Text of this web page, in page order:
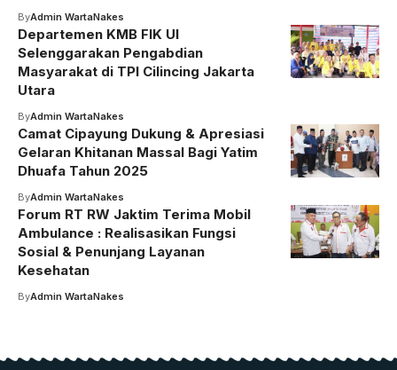
ByAdmin WartaNakes
Departemen KMB FIK UI
Selenggarakan Pengabdian
Masyarakat di TPI Cilincing Jakarta
Utara
ByAdmin WartaNakes
Camat Cipayung Dukung & Apresiasi
Gelaran Khitanan Massal Bagi Yatim
Dhuafa Tahun 2025
ByAdmin WartaNakes
Forum RT RW Jaktim Terima Mobil
Ambulance : Realisasikan Fungsi
Sosial & Penunjang Layanan
Kesehatan
ByAdmin WartaNakes